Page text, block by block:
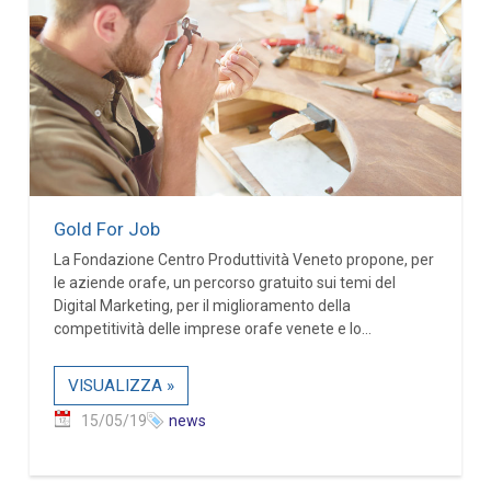
Gold For Job
La Fondazione Centro Produttività Veneto propone, per
le aziende orafe, un percorso gratuito sui temi del
Digital Marketing, per il miglioramento della
competitività delle imprese orafe venete e lo...
VISUALIZZA »
15/05/19 news